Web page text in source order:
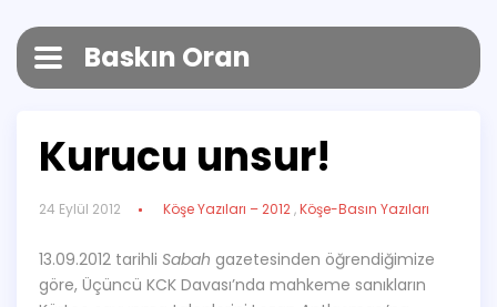
Baskın Oran
Kurucu unsur!
24 Eylül 2012 Köşe Yazıları – 2012,Köşe-Basın Yazıları
13.09.2012 tarihli Sabah gazetesinden öğrendiğimize
göre, Üçüncü KCK Davası’nda mahkeme sanıkların